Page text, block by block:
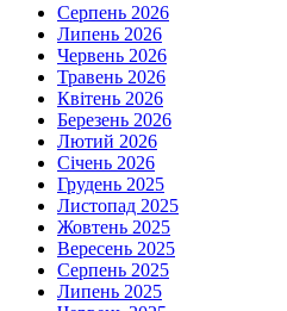
Серпень 2026
Липень 2026
Червень 2026
Травень 2026
Квітень 2026
Березень 2026
Лютий 2026
Січень 2026
Грудень 2025
Листопад 2025
Жовтень 2025
Вересень 2025
Серпень 2025
Липень 2025